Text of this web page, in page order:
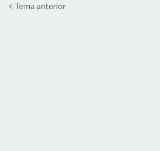
Tema anterior